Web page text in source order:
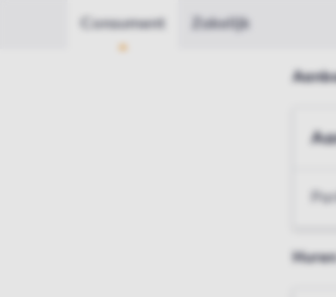
Consument Zakelijk